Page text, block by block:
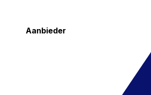
Aanbieder